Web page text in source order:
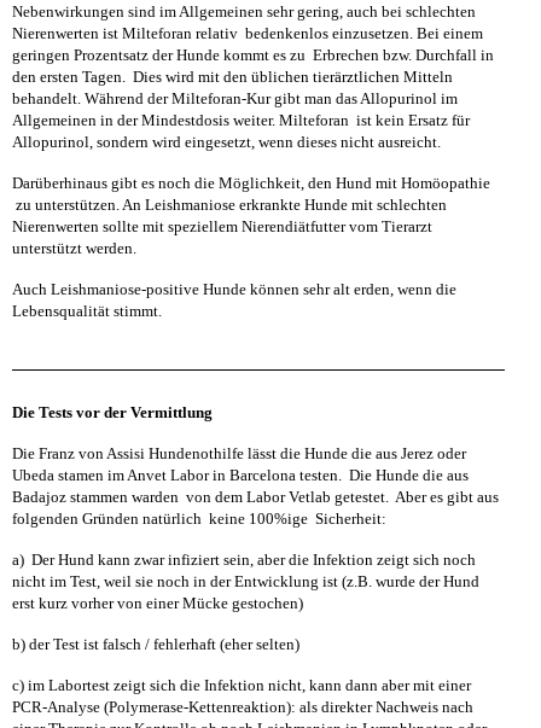
Nebenwirkungen sind im Allgemeinen sehr gering, auch bei schlechten
Nierenwerten ist Milteforan relativ bedenkenlos einzusetzen. Bei einem
geringen Prozentsatz der Hunde kommt es zu Erbrechen bzw. Durchfall in
den ersten Tagen. Dies wird mit den üblichen tierärztlichen Mitteln
behandelt. Während der Milteforan-Kur gibt man das Allopurinol im
Allgemeinen in der Mindestdosis weiter. Milteforan ist kein Ersatz für
Allopurinol, sondern wird eingesetzt, wenn dieses nicht ausreicht.
Darüberhinaus gibt es noch die Möglichkeit, den Hund mit Homöopathie
zu unterstützen. An Leishmaniose erkrankte Hunde mit schlechten
Nierenwerten sollte mit speziellem Nierendiätfutter vom Tierarzt
unterstützt werden.
Auch Leishmaniose-positive Hunde können sehr alt erden, wenn die
Lebensqualität stimmt.
Die Tests vor der Vermittlung
Die Franz von Assisi Hundenothilfe lässt die Hunde die aus Jerez oder
Ubeda stamen im Anvet Labor in Barcelona testen. Die Hunde die aus
Badajoz stammen warden von dem Labor Vetlab getestet. Aber es gibt aus
folgenden Gründen natürlich keine 100%ige Sicherheit:
a) Der Hund kann zwar infiziert sein, aber die Infektion zeigt sich noch
nicht im Test, weil sie noch in der Entwicklung ist (z.B. wurde der Hund
erst kurz vorher von einer Mücke gestochen)
b) der Test ist falsch / fehlerhaft (eher selten)
c) im Labortest zeigt sich die Infektion nicht, kann dann aber mit einer
PCR-Analyse (Polymerase-Kettenreaktion): als direkter Nachweis nach